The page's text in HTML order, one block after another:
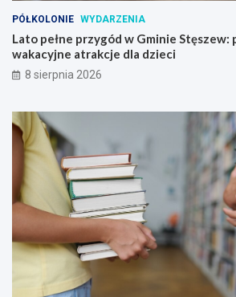
e
i
w
a
k
y
t
a
k
c
PÓŁKOLONIE WYDARZENIA
Lato pełne przygód w Gminie Stęszew:
wakacyjne atrakcje dla dzieci
8 sierpnia 2026